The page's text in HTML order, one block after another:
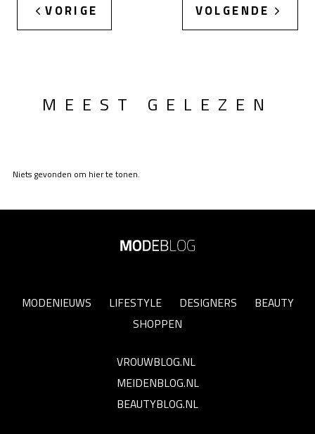
VORIGE VOLGENDE
MEEST GELEZEN
Niets gevonden om hier te tonen.
MODENIEUWS LIFESTYLE DESIGNERS
BEAUTY
SHOPPEN
VROUWBLOG.NL
MEIDENBLOG.NL
BEAUTYBLOG.NL